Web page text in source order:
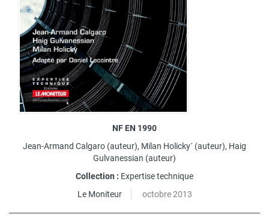
NF EN 1990
Jean-Armand Calgaro (auteur), Milan Holicky´ (auteur), Haig
Gulvanessian (auteur)
Collection : Expertise technique
Le Moniteur
octobre 2013